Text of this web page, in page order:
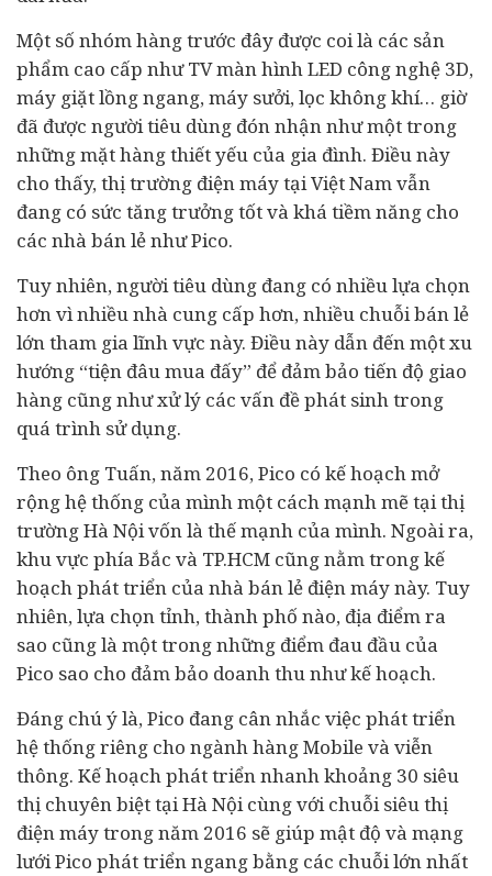
Một số nhóm hàng trước đây được coi là các sản
phẩm cao cấp như TV màn hình LED công nghệ 3D,
máy giặt lồng ngang, máy sưởi, lọc không khí… giờ
đã được ngườitiêu dùng đón nhận như một trong
những mặt hàng thiết yếu của gia đình. Điều này
cho thấy, thị trường điện máy tại Việt Nam vẫn
đang có sức tăng trưởng tốt và khá tiềm năng cho
các nhà bán lẻ như Pico.
Tuy nhiên, người tiêu dùng đang có nhiều lựa chọn
hơn vì nhiều nhà cung cấp hơn, nhiều chuỗi bán lẻ
lớn tham gia lĩnh vực này. Điều này dẫn đến một xu
hướng “tiện đâu mua đấy” để đảm bảo tiến độ giao
hàng cũng như xử lý các vấn đề phát sinh trong
quá trình sử dụng.
Theo ông Tuấn, năm 2016, Pico có kế hoạch mở
rộng hệ thống của mình một cách mạnh mẽ tại thị
trường Hà Nội vốn là thế mạnh của mình. Ngoài ra,
khu vực phía Bắc và TP.HCM cũng nằm trong kế
hoạch phát triển của nhà bán lẻ điện máy này. Tuy
nhiên, lựa chọn tỉnh, thành phố nào, địa điểm ra
sao cũng là một trong những điểm đau đầu của
Pico sao cho đảm bảo doanh thu như kế hoạch.
Đáng chú ý là, Pico đang cân nhắc việc phát triển
hệ thống riêng cho ngành hàng Mobile và viễn
thông. Kế hoạch phát triển nhanh khoảng 30 siêu
thị chuyên biệt tại Hà Nội cùng với chuỗi siêu thị
điện máy trong năm 2016 sẽ giúp mật độ và mạng
lưới Pico phát triển ngang bằng các chuỗi lớn nhất